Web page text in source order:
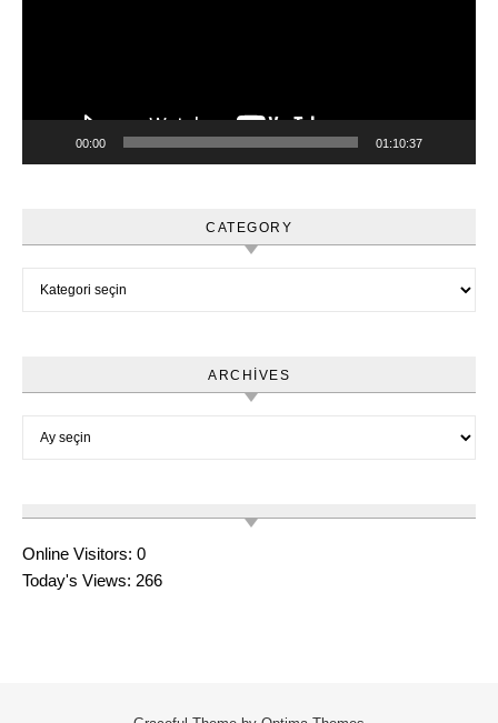
00:00 01:10:37
CATEGORY
ARCHIVES
Online Visitors: 0
Today's Views: 266